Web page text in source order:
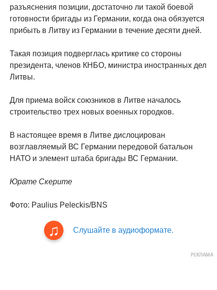
разъяснения позиции, достаточно ли такой боевой
готовности бригады из Германии, когда она обязуется
прибыть в Литву из Германии в течение десяти дней.
Такая позиция подверглась критике со стороны
президента, членов КНБО, министра иностранных дел
Литвы.
Для приема войск союзников в Литве началось
строительство трех новых военных городков.
В настоящее время в Литве дислоцирован
возглавляемый ВС Германии передовой батальон
НАТО и элемент штаба бригады ВС Германии.
Юрате Скерите
Фото: Paulius Peleckis/BNS
Слушайте в аудиоформате.